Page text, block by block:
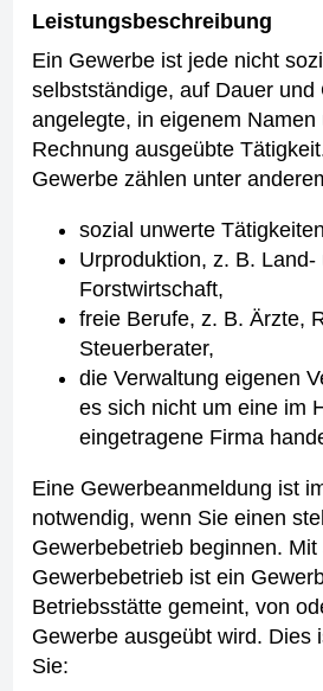
Leistungsbeschreibung
Ein Gewerbe ist jede nicht
selbstständige, auf Dauer und
angelegte, in eigenem
Rechnung ausgeübte
Gewerbe zählen unter
sozial unwerte
Urproduktion, z. B. Land-
Forstwirtschaft,
freie Berufe, z. B. Ärzte,
Steuerberater,
die Verwaltung eigenen
es sich nicht um eine im
eingetragene Firma
Eine Gewerbeanmeldung ist
notwendig, wenn Sie einen
Gewerbebetrieb beginnen. Mit
Gewerbebetrieb ist ein
Betriebsstätte gemeint, von
Gewerbe ausgeübt wird. Dies
Sie: